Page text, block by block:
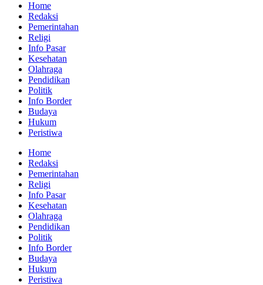
Home
Redaksi
Pemerintahan
Religi
Info Pasar
Kesehatan
Olahraga
Pendidikan
Politik
Info Border
Budaya
Hukum
Peristiwa
Home
Redaksi
Pemerintahan
Religi
Info Pasar
Kesehatan
Olahraga
Pendidikan
Politik
Info Border
Budaya
Hukum
Peristiwa